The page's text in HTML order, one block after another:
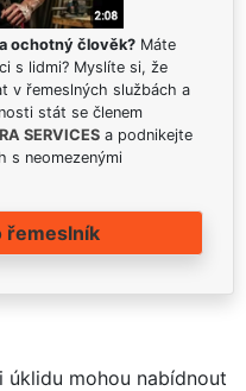
ochotný člověk? Máte
s lidmi? Myslíte si, že
v řemeslných službách a
stát se členem
SERVICES a podnikejte
s neomezenými
řemeslník
úklidu mohou nabídnout